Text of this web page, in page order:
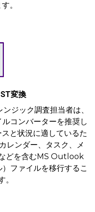
。
変換
ジック調査担当者は、
コンバーターを推奨し
と状況に適しているた
レンダー、タスク、メ
どを含むMS Outlook
ファイルを移行するこ
。